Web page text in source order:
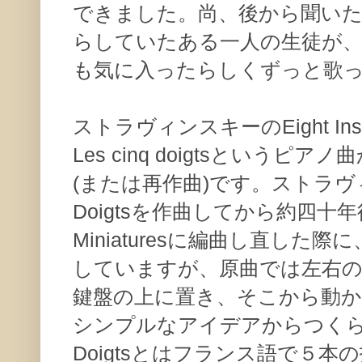
できました。尚、後から聞い
らしていたある一人の生徒が
も気に入ったらしくずっと歌
ストラヴィンスキーのEight
Les cinq doigtsというピアノ
(または再作曲)です。ストラ
Doigtsを作曲してから約四十
Miniaturesに編曲し直した際
していますが、原曲では左右
鍵盤の上に置き、そこから動
シンプルなアイデアからつく
Doigtsとはフランス語で５本